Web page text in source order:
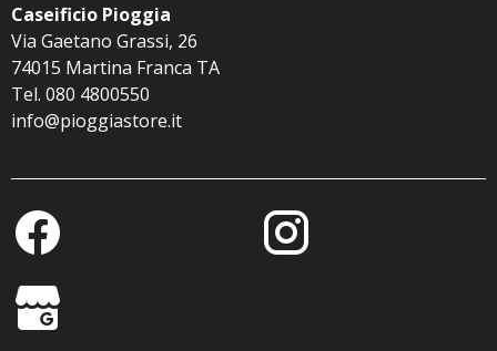
Caseificio Pioggia
Via Gaetano Grassi, 26
74015 Martina Franca TA
Tel. 080 4800550
info@pioggiastore.it